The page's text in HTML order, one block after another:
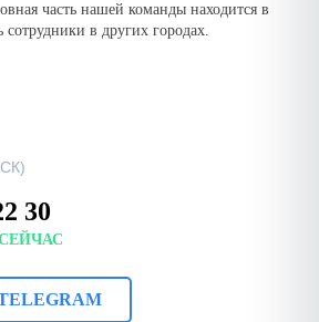
часть нашей команды находится в
сотрудники в других городах.
30